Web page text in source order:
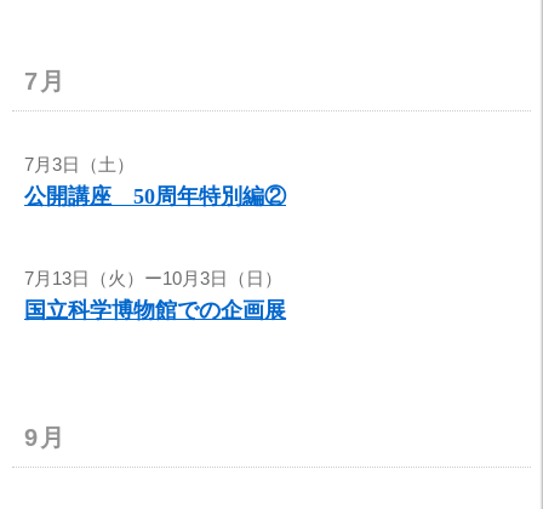
7月
7月3日（土）
公開講座 50周年特別編②
7月13日（火）ー10月3日（日）
国立科学博物館での企画展
9月